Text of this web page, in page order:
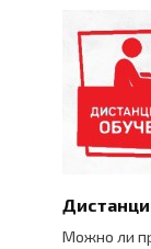
Можно ли